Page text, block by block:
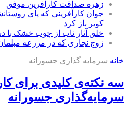
زهره صداقت کارآفرین موفق
جوان کارآفرینی که پای
کویر باز کرد
خلق آثار ناب از چوب خشک با
زوج نجاری که در مزرعه
خانه سرمایه گذاری جسورانه
سه نکته‌‌ی کلیدی برای
سرمایه‌گذاری جسورانه